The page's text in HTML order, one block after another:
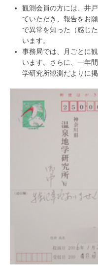
観測会員の方には、井
ていただき、報告をお
で異常を知った（感じ
います。
事務局では、月ごとに
います。さらに、一年
学研究所観測だよりに